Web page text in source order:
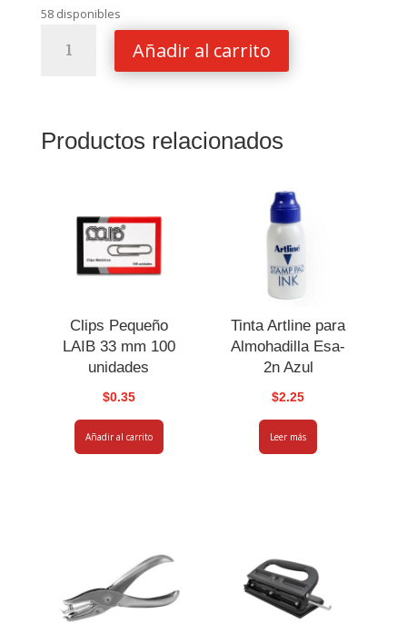
58 disponibles
Llamadas
cantidad
Añadir al carrito
Productos relacionados
Clips Pequeño
LAIB 33 mm 100
unidades
$0.35
Añadir al carrito
Tinta Artline para
Almohadilla Esa-
2n Azul
$2.25
Leer más